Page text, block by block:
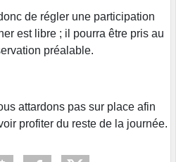
de régler une participation
est libre ; il pourra être pris au
préalable.
attardons pas sur place afin
profiter du reste de la journée.